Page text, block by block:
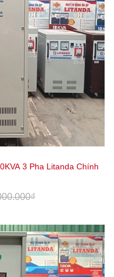
3 Pha Litanda Chính